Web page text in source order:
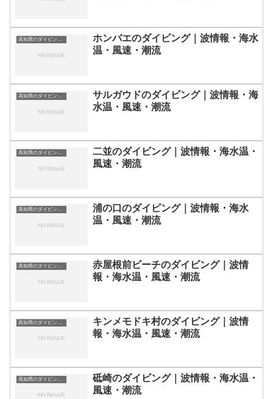
高知県のダイビングスポット・ポイント一覧
ホンバエのダイビング｜波情報・海水
温・風速・潮流
高知県のダイビングスポット・ポイント一覧
サルガウドのダイビング｜波情報・海
水温・風速・潮流
高知県のダイビングスポット・ポイント一覧
二並のダイビング｜波情報・海水温・
風速・潮流
高知県のダイビングスポット・ポイント一覧
浦の口のダイビング｜波情報・海水
温・風速・潮流
高知県のダイビングスポット・ポイント一覧
赤屋根前ビーチのダイビング｜波情
報・海水温・風速・潮流
高知県のダイビングスポット・ポイント一覧
キンメモドキ村のダイビング｜波情
報・海水温・風速・潮流
砥崎のダイビング｜波情報・海水温・
風速・潮流